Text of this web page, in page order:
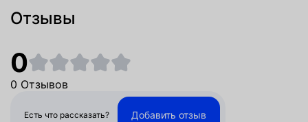
Отзывы
0
0 Отзывов
Есть что рассказать? Добавить отзыв